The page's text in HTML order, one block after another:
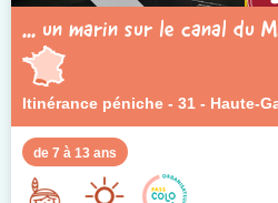
... un marin sur le canal du
Itinérance péniche - 31 - Haute-
de 7 à 13 ans